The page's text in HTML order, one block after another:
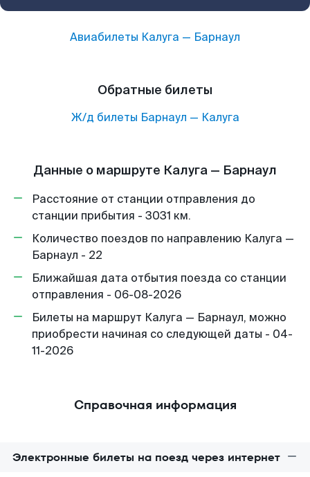
Авиабилеты Калуга — Барнаул
Обратные билеты
Ж/д билеты Барнаул — Калуга
Данные о маршруте Калуга — Барнаул
Расстояние от станции отправления до
станции прибытия - 3031 км.
Количество поездов по направлению Калуга —
Барнаул - 22
Ближайшая дата отбытия поезда со станции
отправления - 06-08-2026
Билеты на маршрут Калуга — Барнаул, можно
приобрести начиная со следующей даты - 04-
11-2026
Справочная информация
Электронные билеты на поезд через интернет